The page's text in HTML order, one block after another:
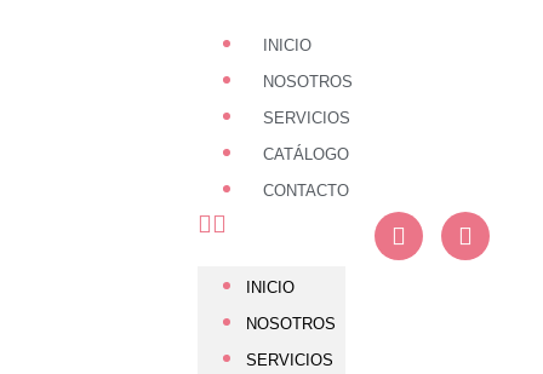
INICIO
NOSOTROS
SERVICIOS
CATÁLOGO
CONTACTO
INICIO
NOSOTROS
SERVICIOS